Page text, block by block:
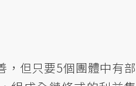
，但只要5個團體中有部